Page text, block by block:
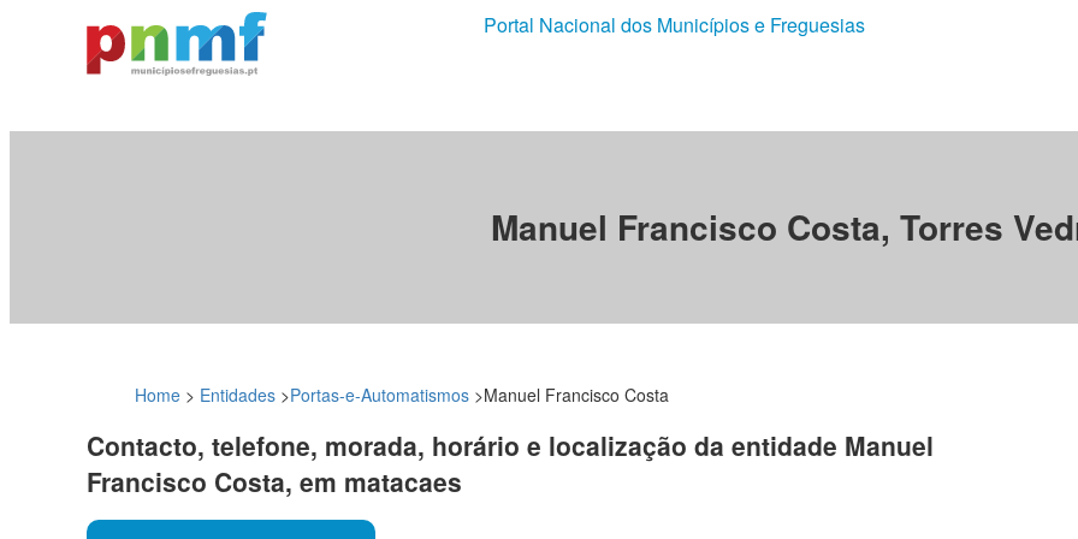
Portal Nacional dos Municípios e Freguesias
Manuel Francisco Costa, Torres
Home > Entidades >Portas-e-Automatismos >Manuel Francisco Costa
Contacto, telefone, morada, horário e localização da entidade Manuel
Francisco Costa, em matacaes